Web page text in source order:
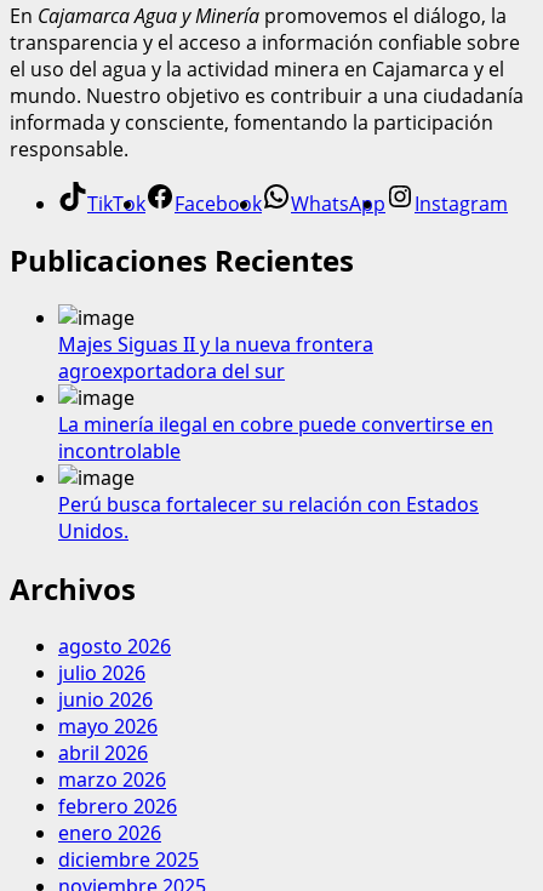
En Cajamarca Agua y Minería promovemos el diálogo, la
transparencia y el acceso a información confiable sobre
el uso del agua y la actividad minera en Cajamarca y el
mundo. Nuestro objetivo es contribuir a una ciudadanía
informada y consciente, fomentando la participación
responsable.
TikTok Facebook WhatsApp Instagram
Publicaciones Recientes
Majes Siguas II y la nueva frontera
agroexportadora del sur
La minería ilegal en cobre puede convertirse en
incontrolable
Perú busca fortalecer su relación con Estados
Unidos.
Archivos
agosto 2026
julio 2026
junio 2026
mayo 2026
abril 2026
marzo 2026
febrero 2026
enero 2026
diciembre 2025